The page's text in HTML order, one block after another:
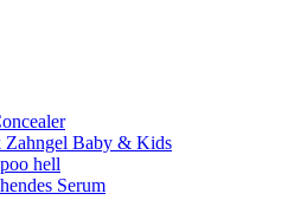
Zahngel Baby & Kids
hell
Serum